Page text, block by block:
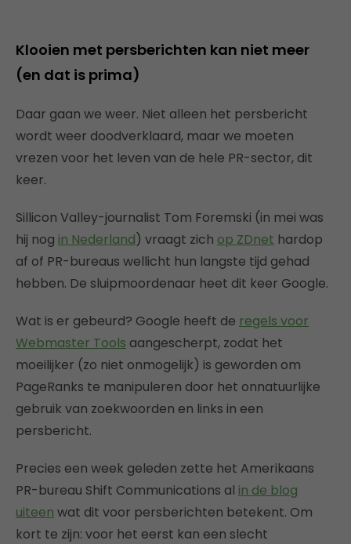
Klooien met persberichten kan niet meer
(en dat is prima)
Daar gaan we weer. Niet alleen het persbericht
wordt weer doodverklaard, maar we moeten
vrezen voor het leven van de hele PR-sector, dit
keer.
Sillicon Valley-journalist Tom Foremski (in mei was
hij nog in Nederland) vraagt zich op ZDnet hardop
af of PR-bureaus wellicht hun langste tijd gehad
hebben. De sluipmoordenaar heet dit keer Google.
Wat is er gebeurd? Google heeft de regels voor
Webmaster Tools aangescherpt, zodat het
moeilijker (zo niet onmogelijk) is geworden om
PageRanks te manipuleren door het onnatuurlijke
gebruik van zoekwoorden en links in een
persbericht.
Precies een week geleden zette het Amerikaans
PR-bureau Shift Communications al in de blog
uiteen wat dit voor persberichten betekent. Om
kort te zijn: voor het eerst kan een slecht